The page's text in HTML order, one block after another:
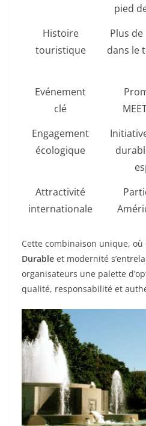
pied
Histoire
touristique
Plus
dans le
Evénement
clé
Engagement
écologique
Attractivité
internationale
Cette combinaison unique, où
Durable et modernité
organisateurs une palette
qualité, responsabilité et